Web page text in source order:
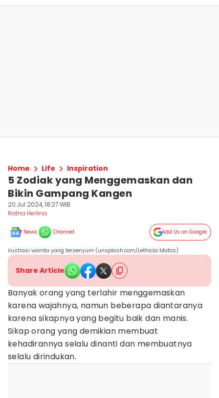
Home Life Inspiration
5 Zodiak yang Menggemaskan dan
Bikin Gampang Kangen
20 Jul 2024, 18:27 WIB
Ratna Herlina
News Channel Add Us on Google
ilustrasi wanita yang tersenyum (unsplash.com/Lethicia Matos)
Share Article
Banyak orang yang terlahir menggemaskan
karena wajahnya, namun beberapa diantaranya
karena sikapnya yang begitu baik dan manis.
Sikap orang yang demikian membuat
kehadirannya selalu dinanti dan membuatnya
selalu dirindukan.